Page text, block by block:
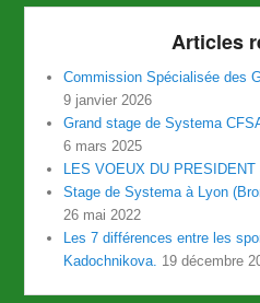
Articles
Commission Spécialisée des
9 janvier 2026
Grand stage de Systema
6 mars 2025
LES VOEUX DU PRESIDENT
Stage de Systema à Lyon
26 mai 2022
Les 7 différences entre les
Kadochnikova. 19 décembre